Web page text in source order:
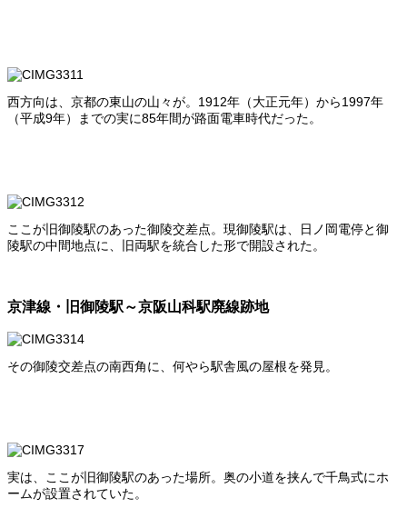
西方向は、京都の東山の山々が。1912年（大正元年）から1997年
（平成9年）までの実に85年間が路面電車時代だった。
ここが旧御陵駅のあった御陵交差点。現御陵駅は、日ノ岡電停と御
陵駅の中間地点に、旧両駅を統合した形で開設された。
京津線・旧御陵駅～京阪山科駅廃線跡地
その御陵交差点の南西角に、何やら駅舎風の屋根を発見。
実は、ここが旧御陵駅のあった場所。奥の小道を挟んで千鳥式にホ
ームが設置されていた。